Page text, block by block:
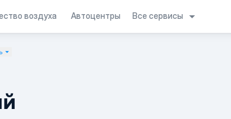
воздуха Автоцентры Все сервисы